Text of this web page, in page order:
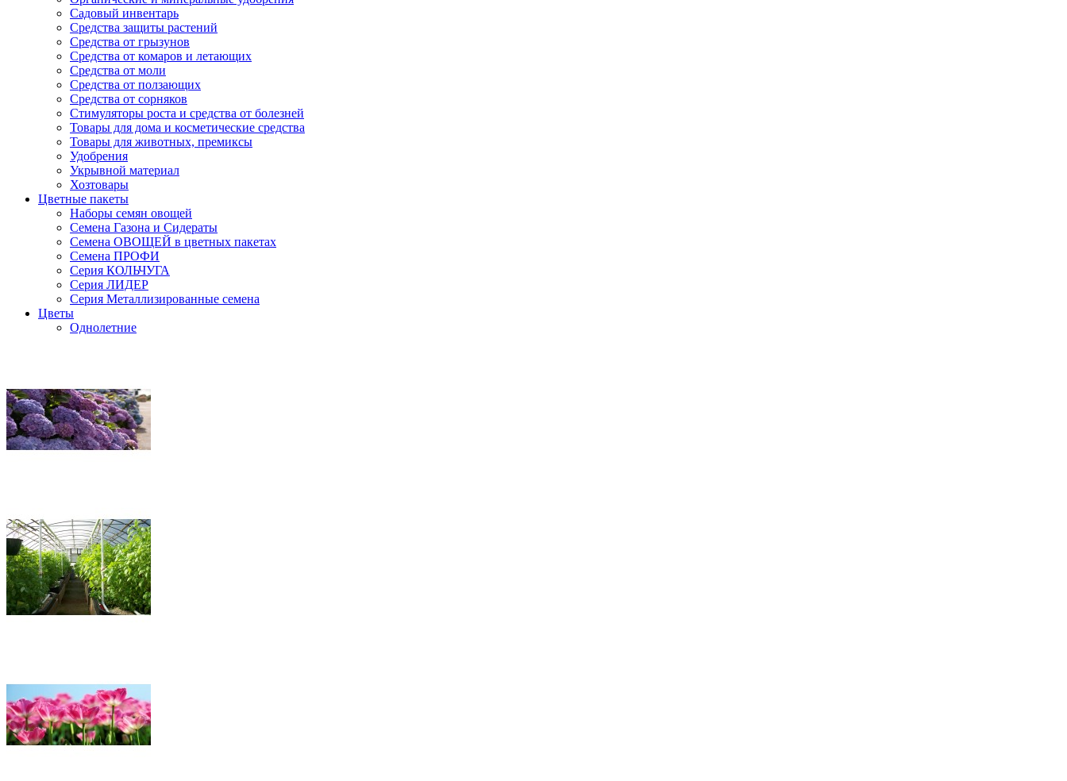
Садовый инвентарь
Средства защиты растений
Средства от грызунов
Средства от комаров и летающих
Средства от моли
Средства от ползающих
Средства от сорняков
Стимуляторы роста и средства от болезней
Товары для дома и косметические средства
Товары для животных, премиксы
Удобрения
Укрывной материал
Хозтовары
Цветные пакеты
Наборы семян овощей
Семена Газона и Сидераты
Семена ОВОЩЕЙ в цветных пакетах
Семена ПРОФИ
Серия КОЛЬЧУГА
Серия ЛИДЕР
Серия Металлизированные семена
Цветы
Однолетние